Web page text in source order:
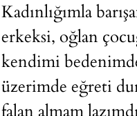
Kadınlığımla
erkeksi, oğlan
kendimi
üzerimde eğreti